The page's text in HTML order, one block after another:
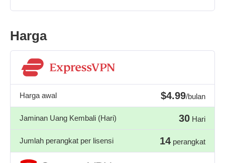
Harga
Harga awal $4.99/bulan
Jaminan Uang Kembali (Hari) 30 Hari
Jumlah perangkat per lisensi 14 perangkat